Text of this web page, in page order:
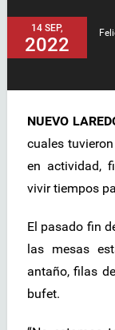
14 SEP,
2022
NUEVO
cuales
en actividad,
vivir tiempos
El pasado fin
las mesas
antaño, filas
bufet.